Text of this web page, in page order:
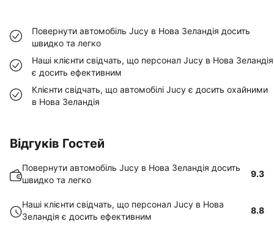
Повернути автомобіль Jucy в Hова Зеландія досить
швидко та легко
Наші клієнти свідчать, що персонал Jucy в Hова Зеландія
є досить ефективним
Клієнти свідчать, що автомобілі Jucy є досить охайними
в Hова Зеландія
Відгуків Гостей
Повернути автомобіль Jucy в Hова Зеландія досить
швидко та легко
9.3
Наші клієнти свідчать, що персонал Jucy в Hова
Зеландія є досить ефективним
8.8